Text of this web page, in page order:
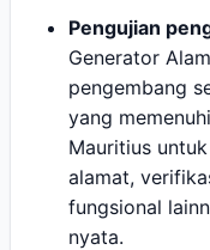
Pengujian
Generator
pengembang
yang
Mauritius
alamat,
fungsional
nyata.